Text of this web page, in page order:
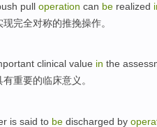
pull operation can be realized
现完全对称的推挽操作。
clinical value in the
有重要的临床意义。
is said to be discharged by